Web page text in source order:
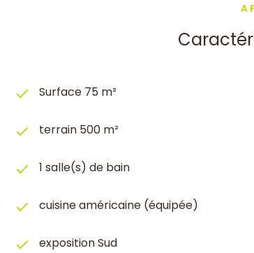
A
Surface 75 m²
terrain 500 m²
1 salle(s) de bain
cuisine américaine (équipée)
exposition Sud